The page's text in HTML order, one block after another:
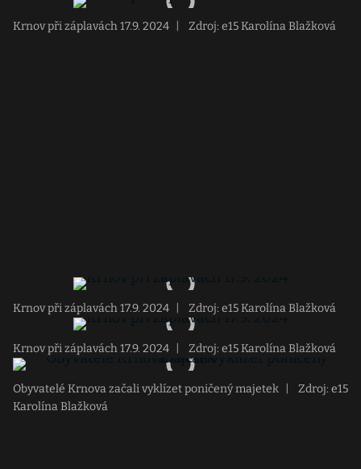
Krnov při záplavách 17.9. 2024 Zdroj: e15 Karolína Blažková
Krnov při záplavách 17.9. 2024 Zdroj: e15 Karolína Blažková
Krnov při záplavách 17.9. 2024 Zdroj: e15 Karolína Blažková
Obyvatelé Krnova začali vyklízet poničený majetek
Zdroj: e15
Karolína Blažková